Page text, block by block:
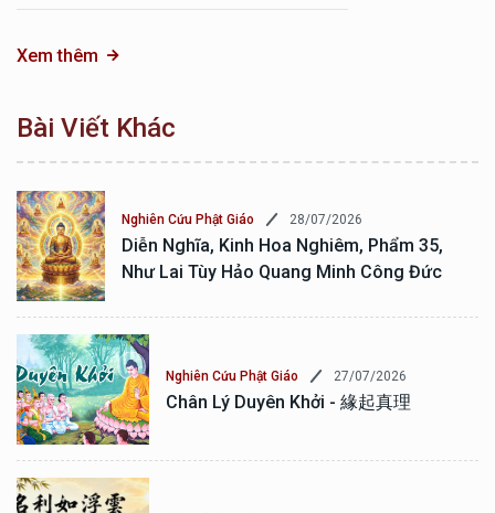
Xem thêm
Bài Viết Khác
Nghiên Cứu Phật Giáo 28/07/2026
Diễn Nghĩa, Kinh Hoa Nghiêm, Phẩm 35,
Như Lai Tùy Hảo Quang Minh Công Đức
Nghiên Cứu Phật Giáo 27/07/2026
Chân Lý Duyên Khởi - 緣起真理